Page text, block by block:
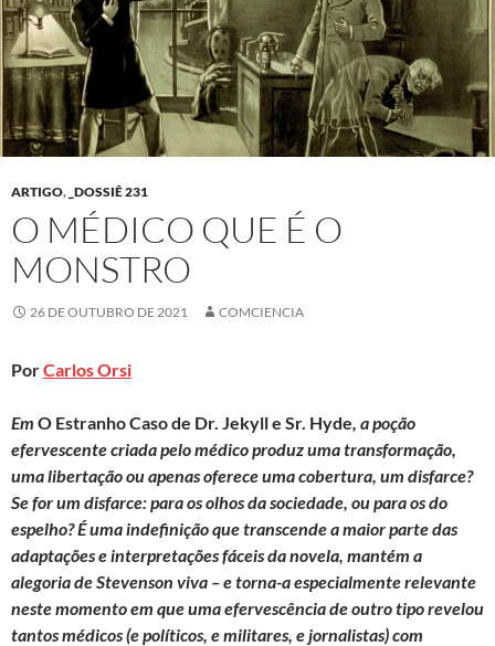
ARTIGO, _DOSSIÊ 231
O MÉDICO QUE É O
MONSTRO
26 DE OUTUBRO DE 2021 COMCIENCIA
PorCarlos Orsi
Em O Estranho Caso de Dr. Jekyll e Sr. Hyde, a poção
efervescente criada pelo médico produz uma transformação,
uma libertação ou apenas oferece uma cobertura, um disfarce?
Se for um disfarce: para os olhos da sociedade, ou para os do
espelho? É uma indefinição que transcende a maior parte das
adaptações e interpretações fáceis da novela, mantém a
alegoria de Stevenson viva – e torna-a especialmente relevante
neste momento em que uma efervescência de outro tipo revelou
tantos médicos (e políticos, e militares, e jornalistas) com